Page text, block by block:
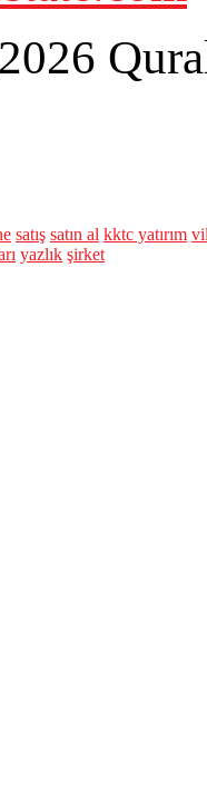
satış satın al kktc yatırım
yazlık şirket